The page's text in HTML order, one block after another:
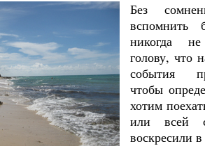
Без
вспомнить
никогда
голову, что
события
чтобы
хотим
или всей
воскресили в